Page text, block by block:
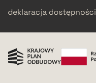
deklaracja dostępności